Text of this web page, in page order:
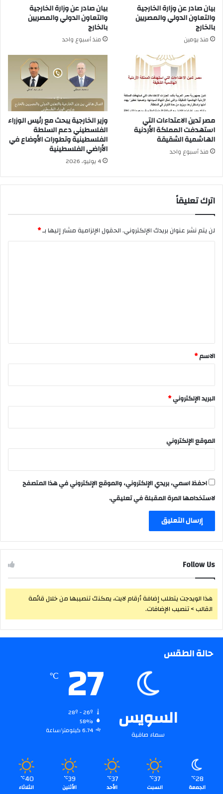
بيان صادر عن وزارة الخارجية
والتعاون الدولي والمصريين
بالخارج
منذ يومين
بيان صادر عن وزارة الخارجية
والتعاون الدولي والمصريين
بالخارج
منذ أسبوع واحد
مصر تدين الاعتداءات التي
استهدفت المملكة الأردنية
الهاشمية الشقيقة
منذ أسبوع واحد
وزير الخارجية يبحث مع رئيس الوزراء
الفلسطيني دعم السلطة
الفلسطينية وتطورات الأوضاع في
الأراضي الفلسطينية
4 يوليو، 2026
اترك تعليقاً
لن يتم نشر عنوان بريدك الإلكتروني.الحقول الإلزامية مشار إليها بـ*
*
الاسم*
البريد الإلكتروني*
الموقع الإلكتروني
احفظ اسمي، بريدي الإلكتروني، والموقع الإلكتروني في هذا المتصفح
لاستخدامها المرة المقبلة في تعليقي.
Follow Us
هذا الويدجت يتطلب إضافة أرقام لايت، يمكنك تنصيبها من خلال قائمة
القالب > تنصيب الإضافات.
حالة الطقس
السويس
سماء صافية
27
℃
58%
6.74 كيلومتر/ساعة
28
℃
الجمعة
37
℃
السبت
37
℃
الأحد
39
℃
الأثنين
40
℃
الثلاثاء